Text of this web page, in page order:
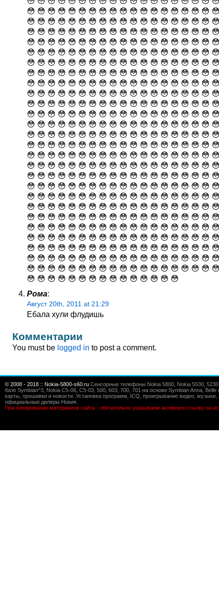
Рома:
Август 20th, 2011 at 21:29
Ебала хули флудишь
Комментарии
You must be logged in to post a comment.
© 2008 - 2018 :: Nokia-5800-s60.ru Сенсорные телефоны Nokia 5800, Nokia 5530,
базе Symbian^3, Nokia C5-06, C5-03, 500, 603, 700, 701 на основе Symbian Anna,
карты, прошивки и новости. Установка программ, ICQ, проигрывание видео,
официальные дилеры Нокия.
При копировании материалов сайта - обязательно указываем активную ссылку на